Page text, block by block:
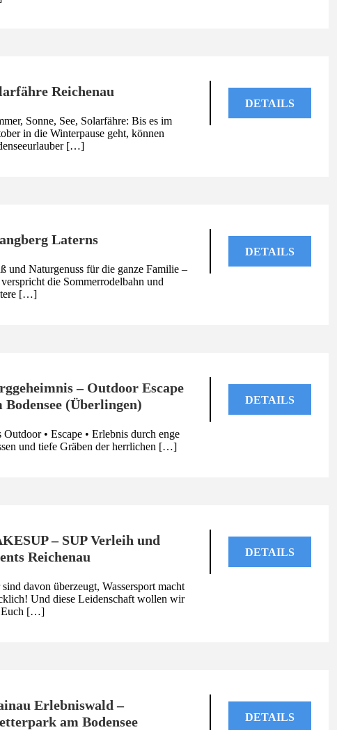
Reichenau
Sonne, See, Solarfähre: Bis es im
in die Winterpause geht, können
[…]
DETAILS
Laterns
und Naturgenuss für die ganze Familie –
verspricht die Sommerrodelbahn und
[…]
DETAILS
– Outdoor Escape
Bodensee (Überlingen)
Outdoor • Escape • Erlebnis durch enge
und tiefe Gräben der herrlichen […]
DETAILS
– SUP Verleih und
Reichenau
davon überzeugt, Wassersport macht
Und diese Leidenschaft wollen wir
Euch […]
DETAILS
Erlebniswald –
am Bodensee
DETAILS